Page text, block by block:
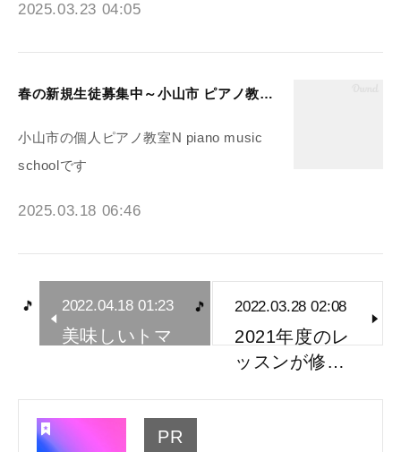
2025.03.23 04:05
春の新規生徒募集中～小山市 ピアノ教室N piano music school
小山市の個人ピアノ教室N piano music
schoolです
2025.03.18 06:46
2022.04.18 01:23
美味しいトマ
2022.03.28 02:08
2021年度のレ
ッスンが修…
PR